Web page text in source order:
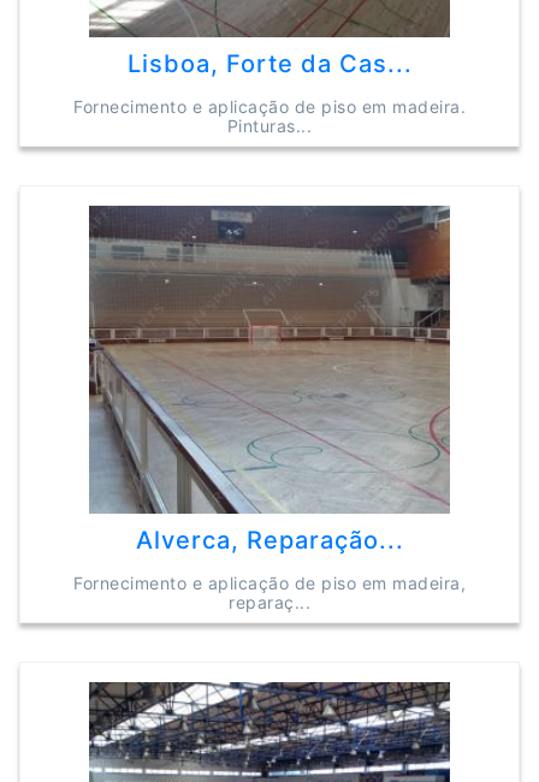
Lisboa, Forte da Cas...
Fornecimento e aplicação de piso em madeira.
Pinturas...
Alverca, Reparação...
Fornecimento e aplicação de piso em madeira,
reparaç...